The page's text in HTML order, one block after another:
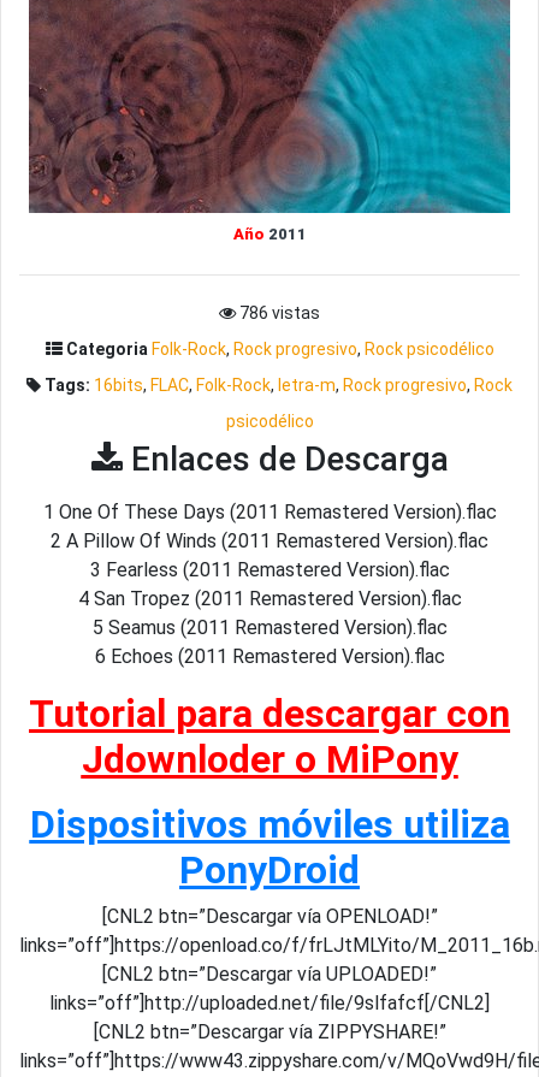
Año 2011
786 vistas
Categoria Folk-Rock, Rock progresivo, Rock psicodélico
Tags: 16bits, FLAC, Folk-Rock, letra-m, Rock progresivo, Rock
psicodélico
Enlaces de Descarga
1 One Of These Days (2011 Remastered Version).flac
2 A Pillow Of Winds (2011 Remastered Version).flac
3 Fearless (2011 Remastered Version).flac
4 San Tropez (2011 Remastered Version).flac
5 Seamus (2011 Remastered Version).flac
6 Echoes (2011 Remastered Version).flac
Tutorial para descargar con
Jdownloder o MiPony
Dispositivos móviles utiliza
PonyDroid
[CNL2 btn=”Descargar vía OPENLOAD!”
links=”off”]https://openload.co/f/frLJtMLYito/
[CNL2 btn=”Descargar vía UPLOADED!”
links=”off”]http://uploaded.net/file/9slfafcf[/CNL2]
[CNL2 btn=”Descargar vía ZIPPYSHARE!”
links=”off”]https://www43.zippyshare.com/v/MQoVwd9H/